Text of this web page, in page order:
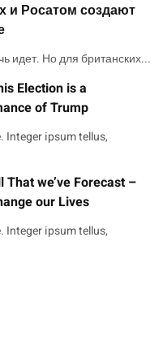
и Росатом создают
идет. Но для британских...
Election is a
of Trump
Integer ipsum tellus,
That we’ve Forecast –
our Lives
Integer ipsum tellus,